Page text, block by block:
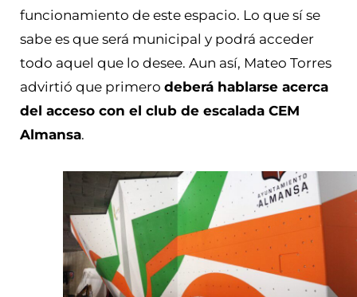
funcionamiento de este espacio. Lo que sí se
sabe es que será municipal y podrá acceder
todo aquel que lo desee. Aun así, Mateo Torres
advirtió que primero deberá hablarse acerca
del acceso con el club de escalada CEM
Almansa.